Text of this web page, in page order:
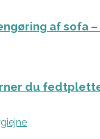
af sofa
du